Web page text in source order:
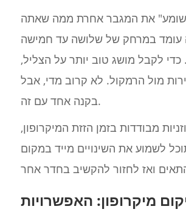
"שומע" את המגבר אחרת ממה שאתה
במרחק של שלושה עד חמישה
לקבל מושג טוב יותר על הצליל,
מול הרמקול. לא קרוב מדי, אבל
בקנה אחד עם זה.
מבודדות בזמן הזזת המיקרופון,
לשמוע את השינויים מייד במקום
מיקרופון: האפשרויות